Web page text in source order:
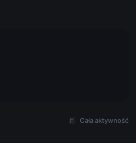
Cała aktywność